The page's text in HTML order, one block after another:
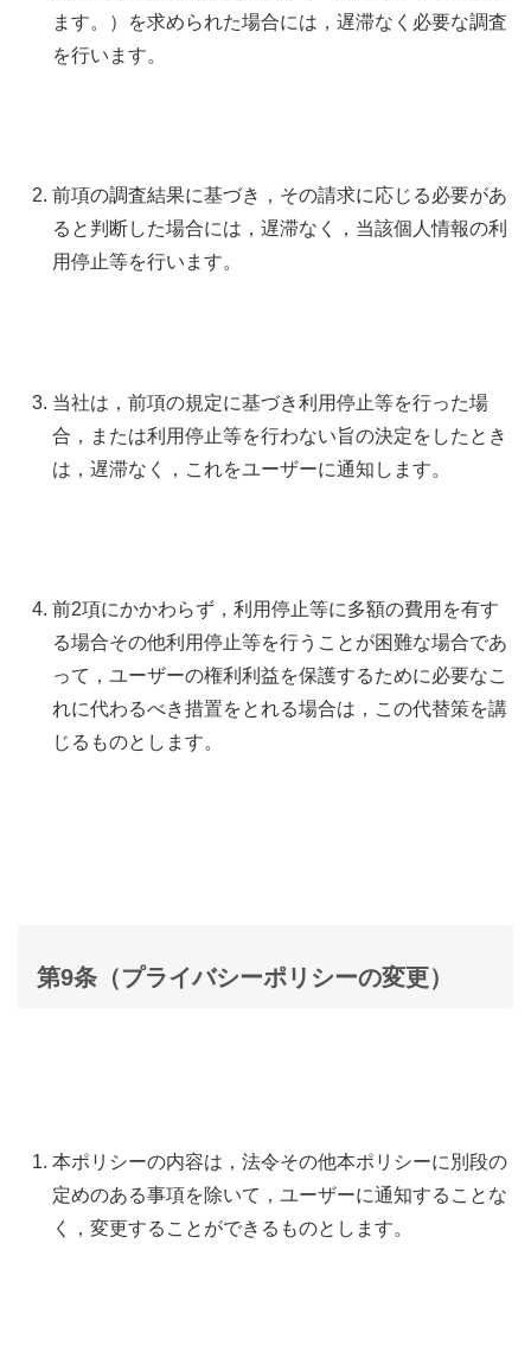
ます。）を求められた場合には，遅滞なく必要な調査
を行います。
前項の調査結果に基づき，その請求に応じる必要があ
ると判断した場合には，遅滞なく，当該個人情報の利
用停止等を行います。
当社は，前項の規定に基づき利用停止等を行った場
合，または利用停止等を行わない旨の決定をしたとき
は，遅滞なく，これをユーザーに通知します。
前2項にかかわらず，利用停止等に多額の費用を有す
る場合その他利用停止等を行うことが困難な場合であ
って，ユーザーの権利利益を保護するために必要なこ
れに代わるべき措置をとれる場合は，この代替策を講
じるものとします。
第9条（プライバシーポリシーの変更）
本ポリシーの内容は，法令その他本ポリシーに別段の
定めのある事項を除いて，ユーザーに通知することな
く，変更することができるものとします。